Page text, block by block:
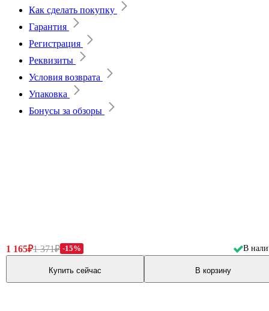
1 165₽1 371₽ -15% В
Купить сейчас В корзину
Как сделать покупку
Гарантия
Регистрация
Реквизиты
Условия возврата
Упаковка
Бонусы за обзоры